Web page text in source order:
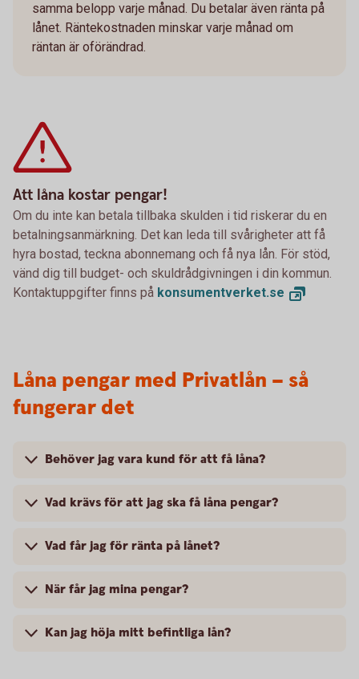
samma belopp varje månad. Du betalar även ränta på
lånet. Räntekostnaden minskar varje månad om
räntan är oförändrad.
Att låna kostar pengar!
Om du inte kan betala tillbaka skulden i tid riskerar du en
betalningsanmärkning. Det kan leda till svårigheter att få
hyra bostad, teckna abonnemang och få nya lån. För stöd,
vänd dig till budget- och skuldrådgivningen i din kommun.
Kontaktuppgifter finns på konsumentverket.se
Låna pengar med Privatlån – så
fungerar det
Behöver jag vara kund för att få låna?
Vad krävs för att jag ska få låna pengar?
Vad får jag för ränta på lånet?
När får jag mina pengar?
Kan jag höja mitt befintliga lån?